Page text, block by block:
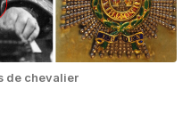
de chevalier